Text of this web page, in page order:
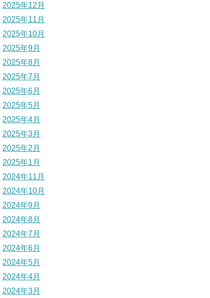
2025年12月
2025年11月
2025年10月
2025年9月
2025年8月
2025年7月
2025年6月
2025年5月
2025年4月
2025年3月
2025年2月
2025年1月
2024年11月
2024年10月
2024年9月
2024年8月
2024年7月
2024年6月
2024年5月
2024年4月
2024年3月